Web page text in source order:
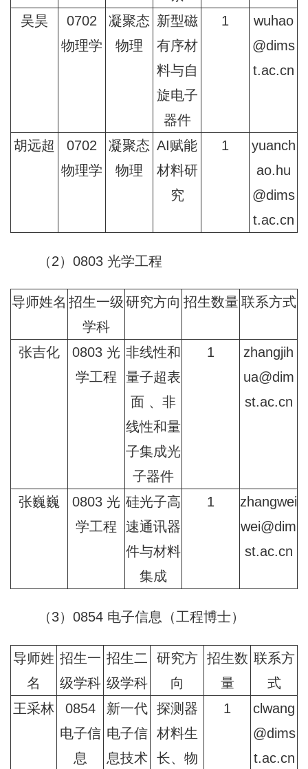
吴昊
0702
物理学
凝聚态
物理
新型磁
有序材
料与自
旋电子
器件
1
wuhao
@dims
t.ac.cn
胡远超
0702
物理学
凝聚态
物理
AI赋能
材料研
究
1
yuanch
ao.hu
@dims
t.ac.cn
（2）0803 光学工程
导师姓名 招生一级
学科
研究方向 招生数量 联系方式
张吉化
0803 光
学工程
非线性和
量子超表
面 、非
线性和量
子集成光
子器件
1
zhangjih
ua@dim
st.ac.cn
张巍巍
0803 光
学工程
硅光子高
速通讯器
件与材料
集成
1
zhangwei
wei@dim
st.ac.cn
（3）0854 电子信息（工程博士）
导师姓
名
招生一
级学科
招生二
级学科
研究方
向
招生数
量
联系方
式
王采林
0854
电子信
息
新一代
电子信
息技术
探测器
材料生
长、物
1
clwang
@dims
t.ac.cn